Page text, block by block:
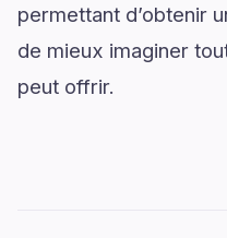
permettant d’obtenir
de mieux imaginer
peut offrir.